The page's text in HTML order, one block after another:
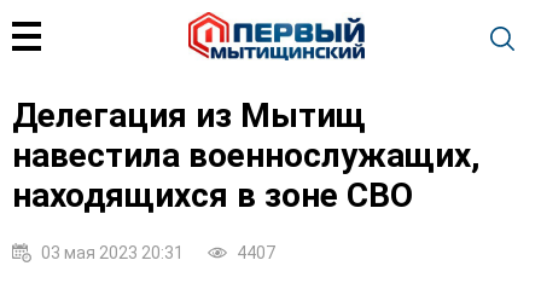
Делегация из Мытищ
навестила военнослужащих,
находящихся в зоне СВО
03 мая 2023 20:31 4407